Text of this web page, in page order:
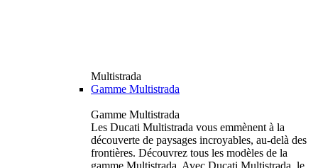
Multistrada
Gamme Multistrada
Gamme Multistrada
Les Ducati Multistrada vous emmènent à la
découverte de paysages incroyables, au-delà des
frontières. Découvrez tous les modèles de la
gamme Multistrada. Avec Ducati Multistrada, le